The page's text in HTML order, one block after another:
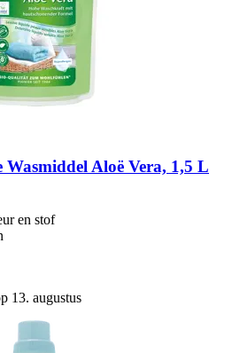
Wasmiddel Aloë Vera, 1,5 L
en stof
13. augustus